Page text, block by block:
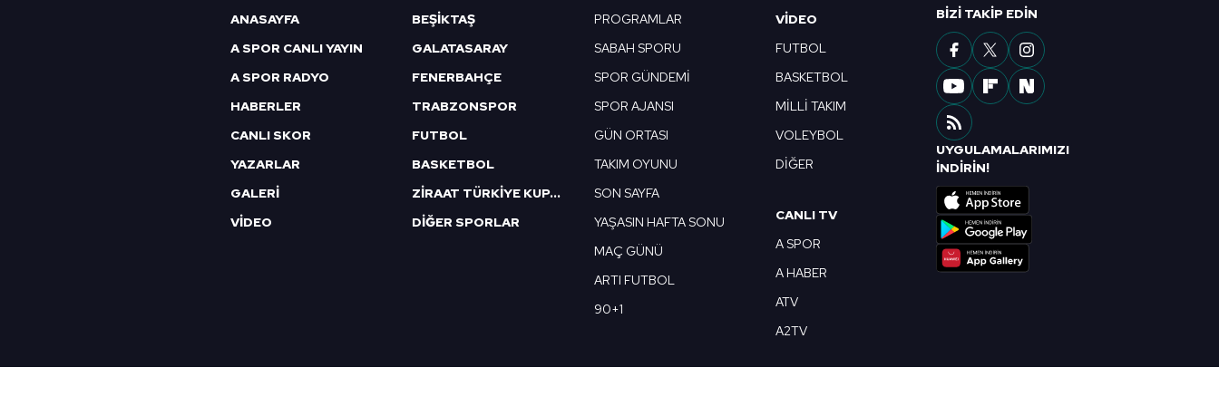
6698 sayılı Kişisel Verilerin Korunması Kanunu uyarınca hazırlanmış Aydınlatma Metnimizi okumak ve sitemizde ilgili
mevzuata uygun olarak kullanılan çerezlerle ilgili bilgi almak için lütfen
ANASAYFA
A SPOR CANLI YAYIN
A SPOR RADYO
HABERLER
CANLI SKOR
YAZARLAR
GALERİ
VİDEO
BEŞİKTAŞ
GALATASARAY
FENERBAHÇE
TRABZONSPOR
FUTBOL
BASKETBOL
ZİRAAT TÜRKİYE KUPASI
DİĞER SPORLAR
PROGRAMLAR
SABAH SPORU
SPOR GÜNDEMİ
SPOR AJANSI
GÜN ORTASI
TAKIM OYUNU
SON SAYFA
YAŞASIN HAFTA SONU
MAÇ GÜNÜ
ARTI FUTBOL
90+1
VIDEO
FUTBOL
BASKETBOL
MİLLİ TAKIM
VOLEYBOL
DİĞER
CANLI TV
A SPOR
A HABER
ATV
A2TV
BIZI TAKIP EDIN
UYGULAMALARIMIZI
İNDİRİN!